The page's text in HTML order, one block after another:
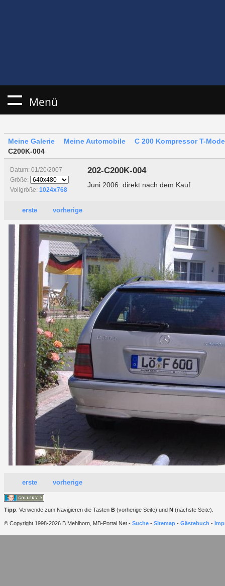
Menü
Meine Galerie Meine Automobile
C 200 Kompressor T-
C200K-004
Datum: 01/20/2007
Größe:
Vollgröße: 1024x768
202-C200K-004
Juni 2006: direkt nach dem Kauf
erste vorherige
erste vorherige
Tipp: Verwende zum Navigieren die Tasten B (vorherige Seite) und N (nächste Seite).
© Copyright 1998-2026 B.Mehlhorn, MB-Portal.Net - Suche - Sitemap - Gästebuch -